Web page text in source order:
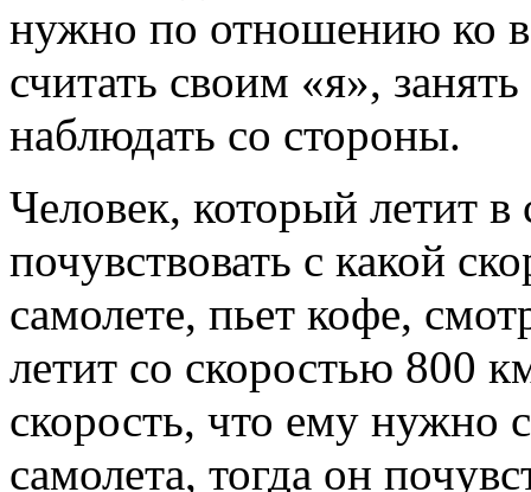
нужно по отношению ко
считать своим «я»,
наблюдать со стороны.
Человек, который летит
почувствовать с какой
самолете, пьет кофе,
летит со скоростью 800
скорость, что ему нужно
самолета, тогда он